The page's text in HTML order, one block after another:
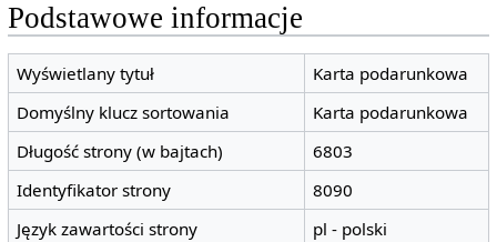
Podstawowe informacje
Wyświetlany tytuł
Karta podarunkowa
Domyślny klucz sortowania
Karta podarunkowa
Długość strony (w bajtach)
6803
Identyfikator strony
8090
Język zawartości strony
pl - polski